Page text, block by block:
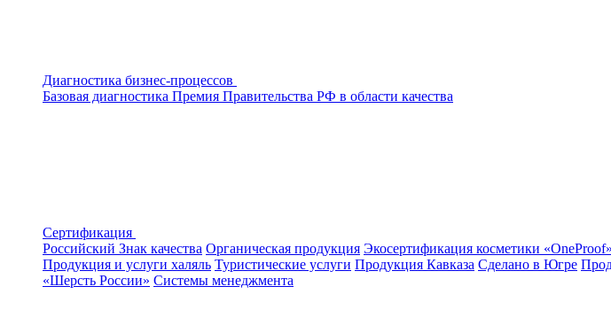
Диагностика бизнес-процессов
Базовая диагностика Премия Правительства РФ в области качества
Сертификация
Российский Знак качества Органическая продукция Экосертификация косметики «OneProof»
Продукция и услуги халяль Туристические услуги Продукция Кавказа Сделано в Югре
«Шерсть России» Системы менеджмента